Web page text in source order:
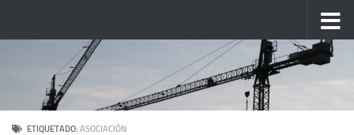
ETIQUETADO: ASOCIACIÓN